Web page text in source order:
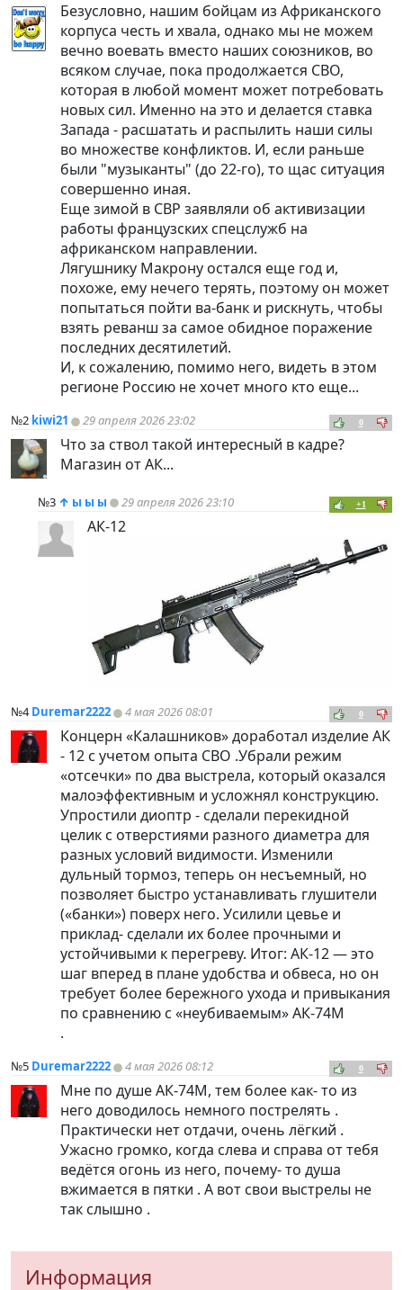
Безусловно, нашим бойцам из Африканского
корпуса честь и хвала, однако мы не можем
вечно воевать вместо наших союзников, во
всяком случае, пока продолжается СВО,
которая в любой момент может потребовать
новых сил. Именно на это и делается ставка
Запада - расшатать и распылить наши силы
во множестве конфликтов. И, если раньше
были "музыканты" (до 22-го), то щас ситуация
совершенно иная.
Еще зимой в СВР заявляли об активизации
работы французских спецслужб на
африканском направлении.
Лягушнику Макрону остался еще год и,
похоже, ему нечего терять, поэтому он может
попытаться пойти ва-банк и рискнуть, чтобы
взять реванш за самое обидное поражение
последних десятилетий.
И, к сожалению, помимо него, видеть в этом
регионе Россию не хочет много кто еще...
№2 kiwi21 29 апреля 2026 23:02 0
Что за ствол такой интересный в кадре?
Магазин от АК...
№3 ↑ ы ы ы 29 апреля 2026 23:10 +1
АК-12
№4Duremar2222 4 мая 2026 08:01 0
Концерн «Калашников» доработал изделие АК
- 12 с учетом опыта СВО .Убрали режим
«отсечки» по два выстрела, который оказался
малоэффективным и усложнял конструкцию.
Упростили диоптр - сделали перекидной
целик с отверстиями разного диаметра для
разных условий видимости. Изменили
дульный тормоз, теперь он несъемный, но
позволяет быстро устанавливать глушители
(«банки») поверх него. Усилили цевье и
приклад- сделали их более прочными и
устойчивыми к перегреву. Итог: АК-12 — это
шаг вперед в плане удобства и обвеса, но он
требует более бережного ухода и привыкания
по сравнению с «неубиваемым» АК-74М
.
№5 Duremar2222 4 мая 2026 08:12 0
Мне по душе АК-74М, тем более как- то из
него доводилось немного пострелять .
Практически нет отдачи, очень лёгкий .
Ужасно громко, когда слева и справа от тебя
ведётся огонь из него, почему- то душа
вжимается в пятки . А вот свои выстрелы не
так слышно .
Информация